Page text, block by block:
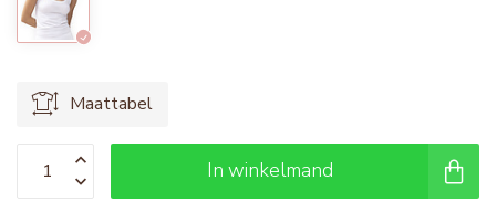
Maattabel
In winkelmand